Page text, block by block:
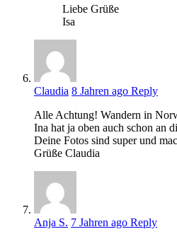
Liebe Grüße
Isa
Claudia 8 Jahren ago Reply
Alle Achtung! Wandern in
Ina hat ja oben auch schon an
Deine Fotos sind super und
Grüße Claudia
Anja S. 7 Jahren ago Reply